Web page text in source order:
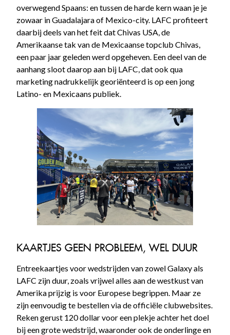
overwegend Spaans: en tussen de harde kern waan je je
zowaar in Guadalajara of Mexico-city. LAFC profiteert
daarbij deels van het feit dat Chivas USA, de
Amerikaanse tak van de Mexicaanse topclub Chivas,
een paar jaar geleden werd opgeheven. Een deel van de
aanhang sloot daarop aan bij LAFC, dat ook qua
marketing nadrukkelijk georiënteerd is op een jong
Latino- en Mexicaans publiek.
KAARTJES GEEN PROBLEEM, WEL DUUR
Entreekaartjes voor wedstrijden van zowel Galaxy als
LAFC zijn duur, zoals vrijwel alles aan de westkust van
Amerika prijzig is voor Europese begrippen. Maar ze
zijn eenvoudig te bestellen via de officiële clubwebsites.
Reken gerust 120 dollar voor een plekje achter het doel
bij een grote wedstrijd, waaronder ook de onderlinge en